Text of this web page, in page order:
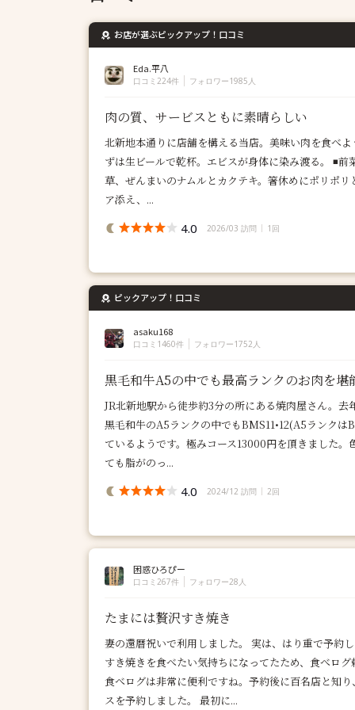
お店が選ぶピックアップ！口コミ
Eda.平八
口コミ224件 フォロワー1985人
肉の質、サービスともに素晴らしい
北新地本通りに店舗を構える当店。美味い肉を食べ
ずは生ビールで乾杯。エビスが身体に染み渡る。 ◾️
草、ぜんまいのナムルとカクテキ。箸休めにポリポ
ア添え、...
4.0 2026/03 訪問 1回
ピックアップ！口コミ
asaku168
口コミ1460件 フォロワー1752人
黒毛和牛A5の中でも最高ランクのお肉を堪
JR北新地駅から徒歩約3分の所にある焼肉屋さん。
黒毛和牛のA5ランクの中でもBMS11•12(A5ランク
ているようです。極みコース13000円を頂きました
ても脂がのっ...
4.0 2024/12 訪問 2回
困惑ひろぴー
口コミ267件 フォロワー28人
たまには贅沢すき焼き
妻の還暦祝いで利用しました。 実は、はり重で予約
すき焼きを食べたい気持ちになってたため、食べロ
食べログは非常に便利ですね。予約後に百名店と知
スを予約しました。 最初に...